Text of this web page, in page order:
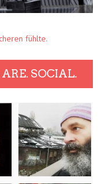
fühlte.
SOCIAL.